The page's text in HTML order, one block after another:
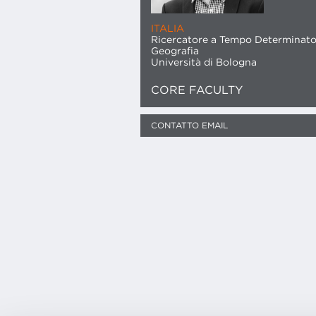
ITALIA
Ricercatore a Tempo
Geografia
Università di Bologna
CORE FACULTY
CONTATTO EMAIL